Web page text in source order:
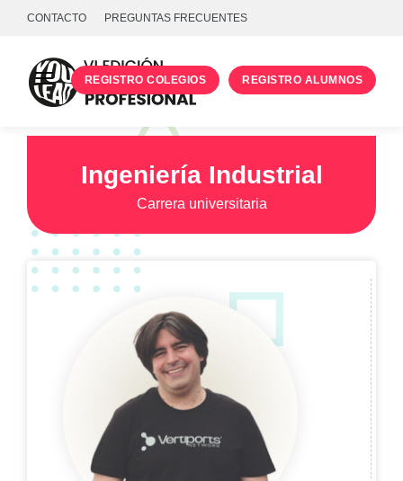
CONTACTO PREGUNTAS FRECUENTES
REGISTRO COLEGIOS REGISTRO ALUMNOS
TALLERES
UNIVERSIDADES
INICIA SESIÓN
Ingeniería Industrial
Carrera universitaria